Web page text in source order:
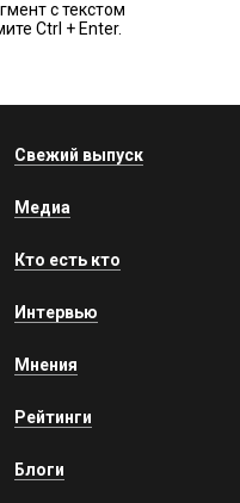
с текстом
Ctrl + Enter.
Свежий выпуск
Медиа
Кто есть кто
Интервью
Мнения
Рейтинги
Блоги